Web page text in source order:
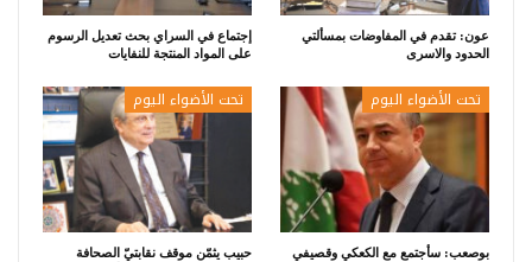
عون: تقدم في المفاوضات بمسألتي
الحدود والاسرى
إجتماع في السراي بحث تعديل الرسوم
على المواد المنتجة للنفايات
تحت الأضواء اليوم
بوصعب: سأجتمع مع الكعكي وقصيفي
تحت الأضواء اليوم
حبيب يثمّن موقف نقابتيّ الصحافة